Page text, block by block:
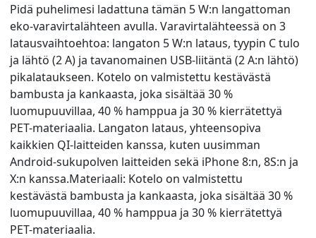
Pidä puhelimesi ladattuna tämän 5 W:n langattoman
eko-varavirtalähteen avulla. Varavirtalähteessä on 3
latausvaihtoehtoa: langaton 5 W:n lataus, tyypin C tulo
ja lähtö (2 A) ja tavanomainen USB-liitäntä (2 A:n lähtö)
pikalataukseen. Kotelo on valmistettu kestävästä
bambusta ja kankaasta, joka sisältää 30 %
luomupuuvillaa, 40 % hamppua ja 30 % kierrätettyä
PET-materiaalia. Langaton lataus, yhteensopiva
kaikkien QI-laitteiden kanssa, kuten uusimman
Android-sukupolven laitteiden sekä iPhone 8:n, 8S:n ja
X:n kanssa.Materiaali: Kotelo on valmistettu
kestävästä bambusta ja kankaasta, joka sisältää 30 %
luomupuuvillaa, 40 % hamppua ja 30 % kierrätettyä
PET-materiaalia.